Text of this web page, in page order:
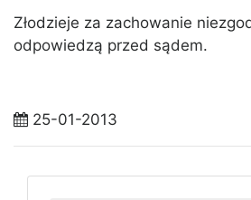
Złodzieje za zachowanie
odpowiedzą przed sądem.
25-01-2013